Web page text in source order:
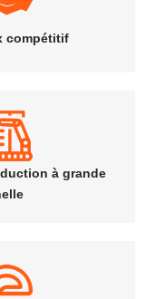
compétitif
à grande